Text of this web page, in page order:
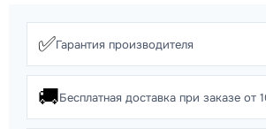
✅Гарантия производителя
🚚Бесплатная доставка при заказе от